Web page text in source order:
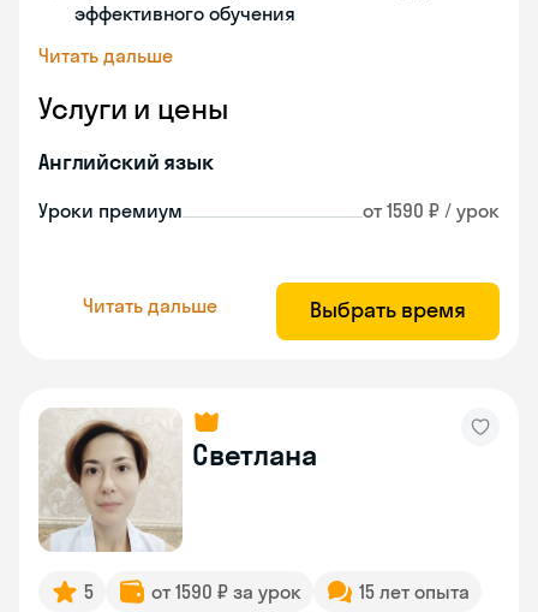
эффективного обучения
Читать дальше
Услуги и цены
Английский язык
Уроки премиум от 1590 ₽ / урок
Читать дальше Выбрать время
Светлана
5 от 1590 ₽ за урок 15 лет опыта